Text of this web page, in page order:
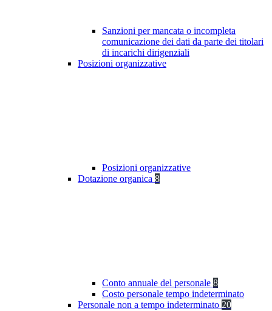
Sanzioni per mancata o incompleta
comunicazione dei dati da parte dei titolari
di incarichi dirigenziali
Posizioni organizzative
Posizioni organizzative
Dotazione organica 8
Conto annuale del personale 8
Costo personale tempo indeterminato
Personale non a tempo indeterminato 20